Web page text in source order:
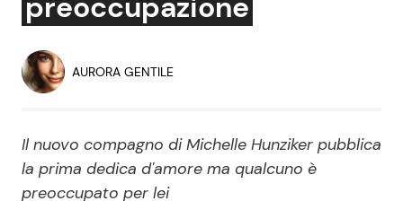
Economia
Persone Scomparse
Politica Reality e Talent
AURORA GENTILE
Il nuovo compagno di Michelle Hunziker pubblica
la prima dedica d'amore ma qualcuno è
preoccupato per lei